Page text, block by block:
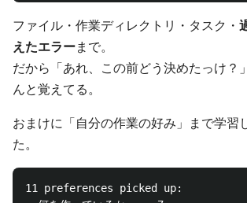
ファイル・作業ディレクトリ・タスク・
えたエラーまで。
だから「あれ、この前どう決めたっけ？
んと覚えてる。
おまけに「自分の作業の好み」まで学習
た。
11 preferences picked up: